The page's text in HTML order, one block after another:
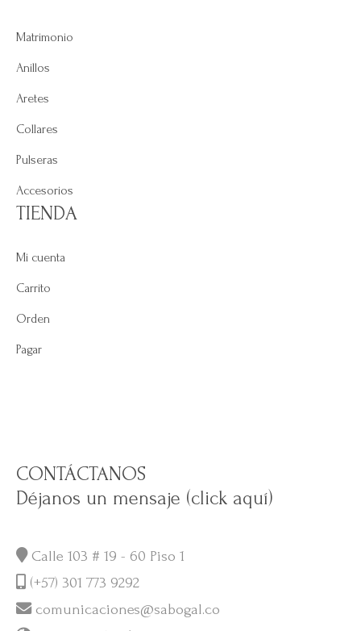
Matrimonio
Anillos
Aretes
Collares
Pulseras
Accesorios
TIENDA
Mi cuenta
Carrito
Orden
Pagar
CONTÁCTANOS
Déjanos un mensaje (click aquí)
Calle 103 # 19 - 60 Piso 1
(+57) 301 773 9292
comunicaciones@sabogal.co